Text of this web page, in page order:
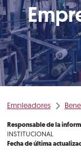
Empleadores
Responsable de la
INSTITUCIONAL
Fecha de última